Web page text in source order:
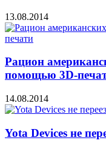
13.08.2014
Рацион
помощью 3D-
14.08.2014
Yota Devices не